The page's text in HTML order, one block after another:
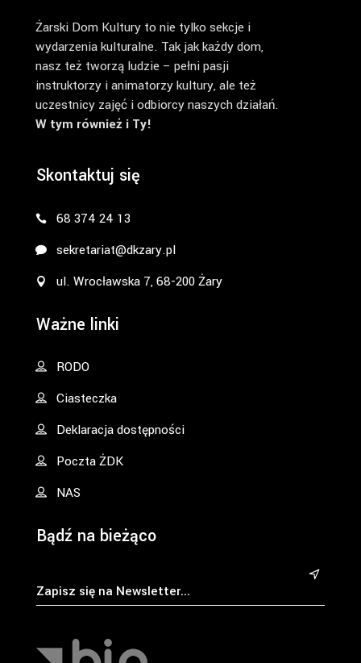
Żarski Dom Kultury to nie tylko sekcje i
wydarzenia kulturalne. Tak jak każdy dom,
nasz też tworzą ludzie – pełni pasji
instruktorzy i animatorzy kultury, ale też
uczestnicy zajęć i odbiorcy naszych działań.
W tym również i Ty!
Skontaktuj się
68 374 24 13
sekretariat@dkzary.pl
ul. Wrocławska 7, 68-200 Żary
Ważne linki
RODO
Ciasteczka
Deklaracja dostępności
Poczta ŻDK
NAS
Bądź na bieżąco
&